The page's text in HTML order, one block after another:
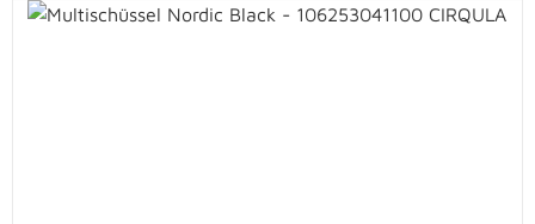
Bildergalerie überspringen